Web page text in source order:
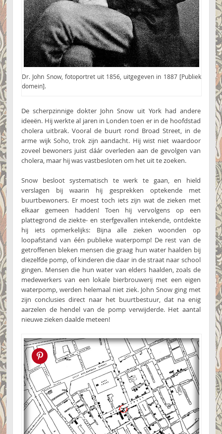
Dr. John Snow, fotoportret uit 1856, uitgegeven in 1887 [Publiek
domein].
De scherpzinnige dokter John Snow uit York had andere
ideeën. Hij werkte al jaren in Londen toen er in de hoofdstad
cholera uitbrak. Vooral de buurt rond Broad Street, in de
arme wijk Soho, trok zijn aandacht. Hij wist niet waardoor
zoveel bewoners juist dáár overleden aan de gevolgen van
cholera, maar hij was vastbesloten om het uit te zoeken.
Snow besloot systematisch te werk te gaan, en hield
verslagen bij waarin hij gesprekken optekende met
buurtbewoners. Er moest toch iets zijn wat de zieken met
elkaar gemeen hadden! Toen hij vervolgens op een
plattegrond de ziekte- en sterfgevallen intekende, ontdekte
hij iets opmerkelijks: Bijna alle zieken woonden op
loopafstand van één publieke waterpomp! De rest van de
getroffenen bleken mensen die graag hun water haalden bij
diezelfde pomp, of kinderen die daar in de straat naar school
gingen. Mensen die hun water van elders haalden, zoals de
medewerkers van een lokale bierbrouwerij met een eigen
waterpomp, werden helemaal niet ziek. John Snow ging met
zijn conclusies direct naar het buurtbestuur, dat na enig
aarzelen de hendel van de pomp verwijderde. Het aantal
nieuwe zieken daalde meteen!
Pin this!